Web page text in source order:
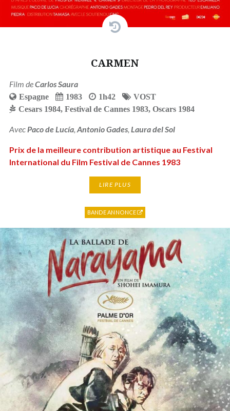
CARMEN
Film deCarlos Saura
Espagne 1983 1h42
VOST
Cesars 1984, Festival de Cannes 1983, Oscars 1984
AvecPaco de Lucía, Antonio Gades, Laura del Sol
Prix de la meilleure contribution artistique au Festival
International du Film Festival de Cannes 1983
LIRE PLUS
BANDE ANNONCE